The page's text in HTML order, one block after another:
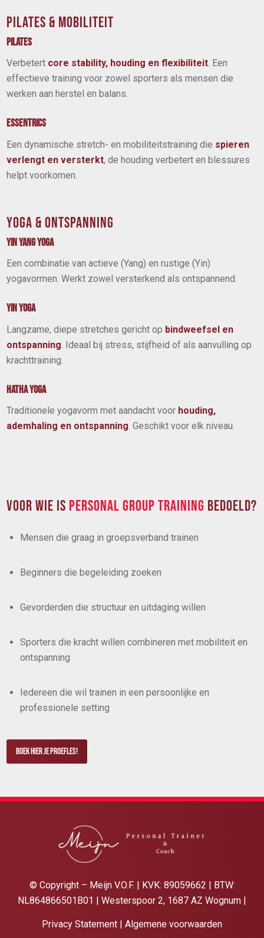
PILATES & MOBILITEIT
PILATES
Verbetert core stability, houding en flexibiliteit. Een
effectieve training voor zowel sporters als mensen die
werken aan herstel en balans.
ESSENTRICS
Een dynamische stretch- en mobiliteitstraining die spieren
verlengt en versterkt, de houding verbetert en blessures
helpt voorkomen.
YOGA & ONTSPANNING
YIN YANG YOGA
Een combinatie van actieve (Yang) en rustige (Yin)
yogavormen. Werkt zowel versterkend als ontspannend.
YIN YOGA
Langzame, diepe stretches gericht op bindweefsel en
ontspanning. Ideaal bij stress, stijfheid of als aanvulling op
krachttraining.
HATHA YOGA
Traditionele yogavorm met aandacht voor houding,
ademhaling en ontspanning. Geschikt voor elk niveau.
VOOR WIE IS PERSONAL GROUP TRAINING BEDOELD?
Mensen die graag in groepsverband trainen
Beginners die begeleiding zoeken
Gevorderden die structuur en uitdaging willen
Sporters die kracht willen combineren met mobiliteit en
ontspanning
Iedereen die wil trainen in een persoonlijke en
professionele setting
Boek hier je Proefles!
© Copyright – Meijn V.O.F. | KVK: 89059662 | BTW:
NL864866501B01 | Westerspoor 2, 1687 AZ Wognum |
Privacy Statement | Algemene voorwaarden